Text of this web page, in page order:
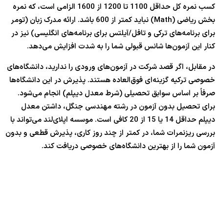
کسب نمره کل حداقل 1100 تا 1200 از 1600 الزامی است، که نمره
بخش ریاضی (Math) نباید کمتر از 600 باشد. ارائه مدرک زبان (تومر
برای برنامه‌های ترکی و تافل/آیلتس برای برنامه‌های انگلیسی) نیز در
کنار این آزمون‌ها شانس قبولی شما را به شدت افزایش می‌دهد.
در مقابل، اگر قصد شرکت در آزمون‌های ورودی را ندارید، دانشگاه‌های
خصوصی ترکیه گزینه‌ای فوق‌العاده هستند. پذیرش در این دانشگاه‌ها
صرفاً بر اساس سوابق تحصیلی (شرط معدل دیپلم) انجام می‌شود.
برای تحصیل بدون آزمون در رشته مهندسی جنگل، داشتن معدل
دیپلم حداقل 14 یا 15 از 20 کافی است. موسسه اپلای‌لند می‌تواند با
بررسی ریزنمرات شما، در کمتر از چند روز کاری، پذیرش قطعی و بدون
آزمون شما را از بهترین دانشگاه‌های خصوصی دریافت کند.